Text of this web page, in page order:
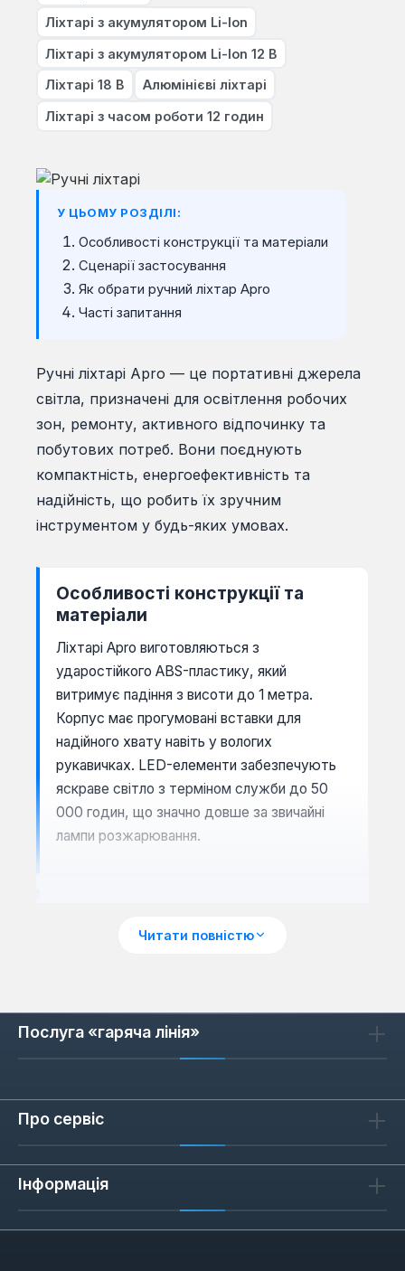
Ліхтарі з акумулятором Li-Ion
Ліхтарі з акумулятором Li-Ion 12 В
Ліхтарі 18 В Алюмінієві ліхтарі
Ліхтарі з часом роботи 12 годин
У ЦЬОМУ РОЗДІЛІ:
Особливості конструкції та матеріали
Сценарії застосування
Як обрати ручний ліхтар Apro
Часті запитання
Ручні ліхтарі Apro — це портативні джерела
світла, призначені для освітлення робочих
зон, ремонту, активного відпочинку та
побутових потреб. Вони поєднують
компактність, енергоефективність та
надійність, що робить їх зручним
інструментом у будь-яких умовах.
Особливості конструкції та
матеріали
Ліхтарі Apro виготовляються з
ударостійкого ABS-пластику, який
витримує падіння з висоти до 1 метра.
Корпус має прогумовані вставки для
надійного хвату навіть у вологих
рукавичках. LED-елементи забезпечують
яскраве світло з терміном служби до 50
000 годин, що значно довше за звичайні
лампи розжарювання.
будівельного майданчика. Завдяки
компактним розмірам їх зручно носити в
кишені або кріпити на пояс за допомогою
наприклад під час кемпінгу, моделі з
Читати повністю
Послуга «гаряча лінія»
Про сервіс
Інформація